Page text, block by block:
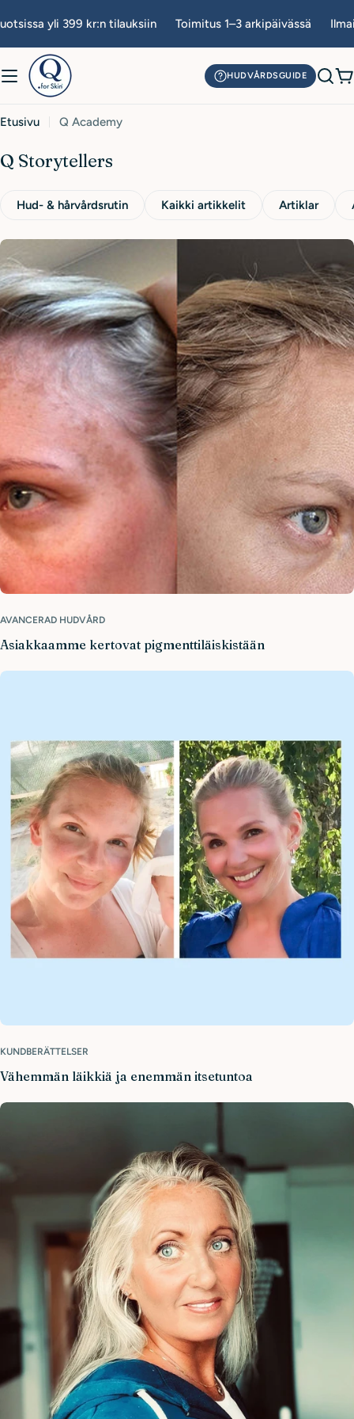
sisältöönyli 399 kr:n tilauksiin Toimitus 1–3 arkipäivässä
HUDVÅRDSGUIDE
Etusivu Q Academy
Q Storytellers
Hud- & hårvårdsrutin Kaikki artikkelit Artiklar
AVANCERAD HUDVÅRD
Asiakkaamme kertovat pigmenttiläiskistään
KUNDBERÄTTELSER
Vähemmän läikkiä ja enemmän itsetuntoa